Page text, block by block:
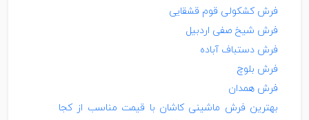
فرش کشکولی قوم قشقایی
فرش شیخ صفی اردبیل
فرش دستباف آباده
فرش بلوچ
فرش همدان
بهترین فرش ماشینی کاشان با قیمت مناسب از کجا